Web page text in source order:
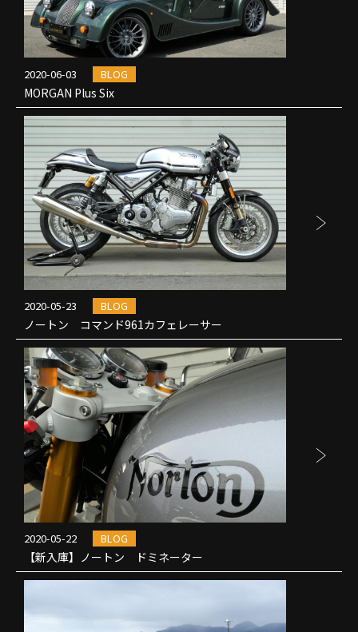
2020-06-03 BLOG
MORGAN Plus Six
2020-05-23 BLOG
ノートン コマンド961カフェレーサー
2020-05-22 BLOG
【新入庫】ノートン ドミネーター